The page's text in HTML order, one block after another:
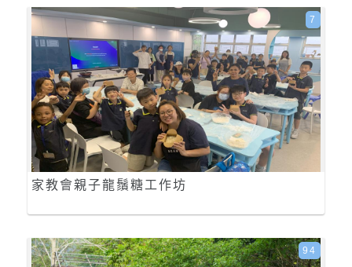
家教會親子龍鬚糖工作坊
7
94